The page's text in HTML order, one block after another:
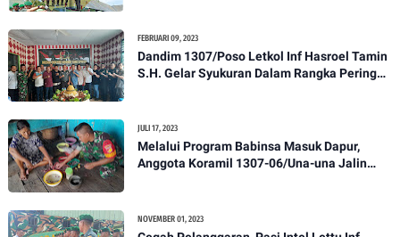
FEBRUARI 09, 2023
Dandim 1307/Poso Letkol Inf Hasroel Tamin
S.H. Gelar Syukuran Dalam Rangka Peringati
JULI 17, 2023
Melalui Program Babinsa Masuk Dapur,
Anggota Koramil 1307-06/Una-una Jalin
NOVEMBER 01, 2023